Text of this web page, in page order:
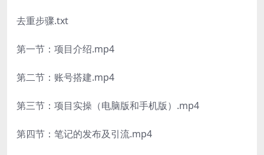
去重步骤.txt
第一节：项目介绍.mp4
第二节：账号搭建.mp4
第三节：项目实操（电脑版和手机版）.mp4
第四节：笔记的发布及引流.mp4